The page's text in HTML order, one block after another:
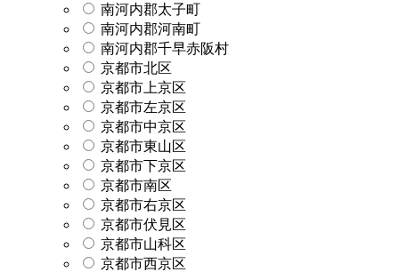
南河内郡太子町
南河内郡河南町
南河内郡千早赤阪村
京都市北区
京都市上京区
京都市左京区
京都市中京区
京都市東山区
京都市下京区
京都市南区
京都市右京区
京都市伏見区
京都市山科区
京都市西京区